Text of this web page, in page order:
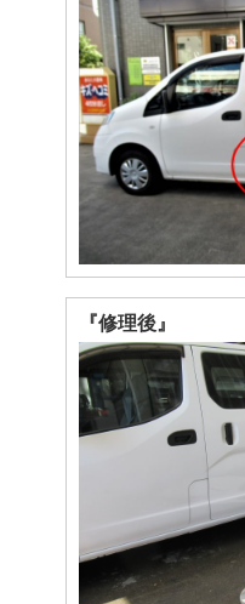
『修理後』